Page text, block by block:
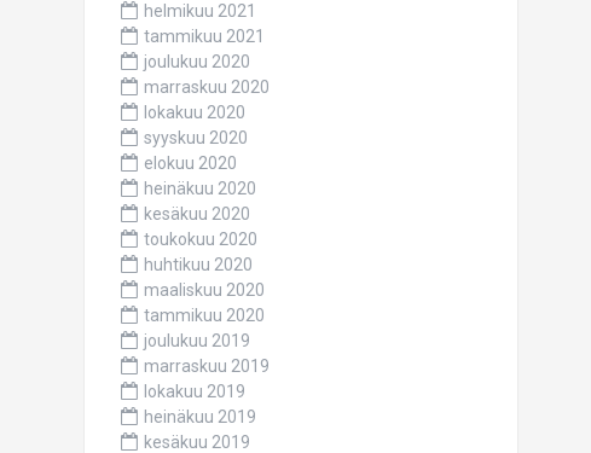
helmikuu 2021
tammikuu 2021
joulukuu 2020
marraskuu 2020
lokakuu 2020
syyskuu 2020
elokuu 2020
heinäkuu 2020
kesäkuu 2020
toukokuu 2020
huhtikuu 2020
maaliskuu 2020
tammikuu 2020
joulukuu 2019
marraskuu 2019
lokakuu 2019
heinäkuu 2019
kesäkuu 2019